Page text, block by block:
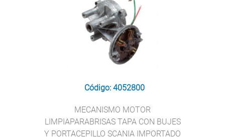
Código: 4052800
MECANISMO MOTOR
LIMPIAPARABRISAS TAPA CON BUJES
Y PORTACEPILLO SCANIA IMPORTADO